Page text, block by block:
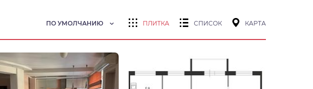
ПО УМОЛЧАНИЮ ПЛИТКА СПИСОК КАРТА